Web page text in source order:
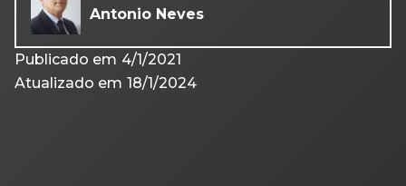
Antonio Neves
Publicado em 4/1/2021
Atualizado em 18/1/2024